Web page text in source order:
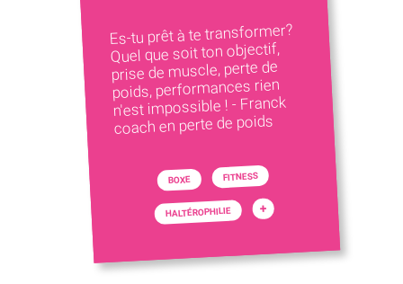
Es-tu prêt à te transformer?
Quel que soit ton objectif,
prise de muscle, perte de
poids, performances rien
n'est impossible ! - Franck
coach en perte de poids
BOXE FITNESS
HALTÉROPHILIE +